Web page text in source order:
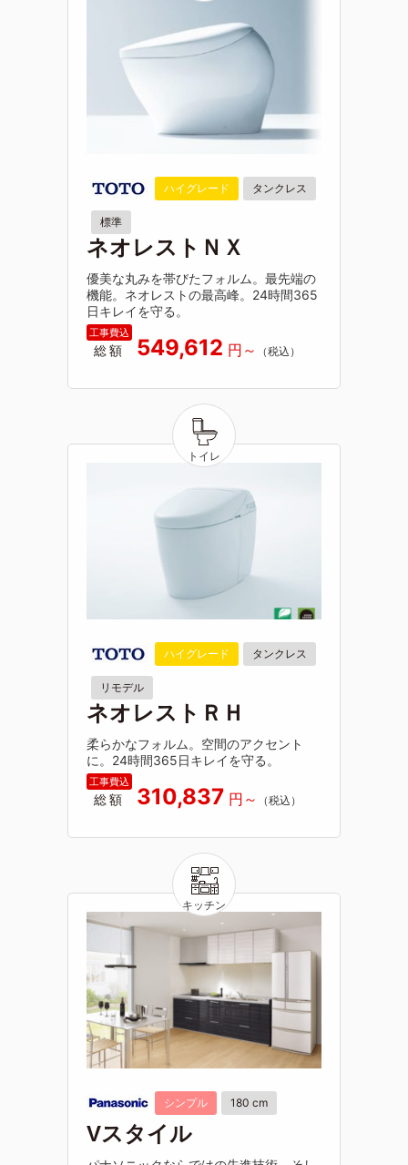
ハイグレード タンクレス
標準
ネオレストＮＸ
優美な丸みを帯びたフォルム。最先端の
機能。ネオレストの最高峰。24時間365
日キレイを守る。
総額 549,612
ハイグレード タンクレス
リモデル
ネオレストＲＨ
柔らかなフォルム。空間のアクセント
に。24時間365日キレイを守る。
総額 310,837
シンプル 180 cm
Vスタイル